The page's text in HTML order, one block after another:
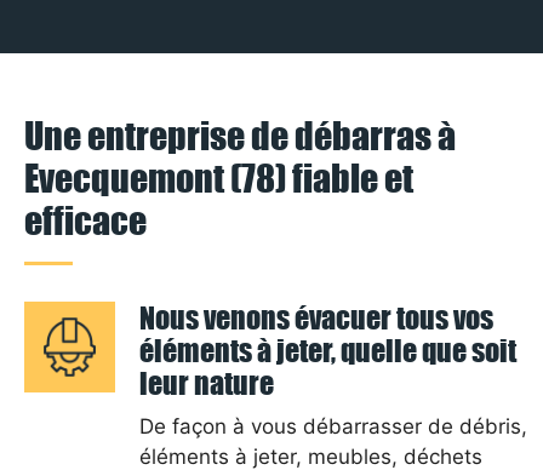
Une entreprise de débarras à
Evecquemont (78) fiable et
efficace
Nous venons évacuer tous vos
éléments à jeter, quelle que soit
leur nature
De façon à vous débarrasser de débris,
éléments à jeter, meubles, déchets